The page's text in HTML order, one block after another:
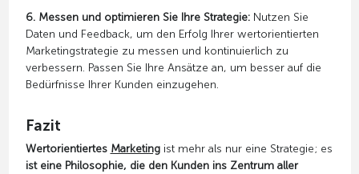
6. Messen und optimieren Sie Ihre Strategie:Nutzen Sie
Daten und Feedback, um den Erfolg Ihrer wertorientierten
Marketingstrategie zu messen und kontinuierlich zu
verbessern. Passen Sie Ihre Ansätze an, um besser auf die
Bedürfnisse Ihrer Kunden einzugehen.
Fazit
Wertorientiertes Marketingist mehr als nur eine Strategie; es
ist eine Philosophie, die den Kunden ins Zentrum aller